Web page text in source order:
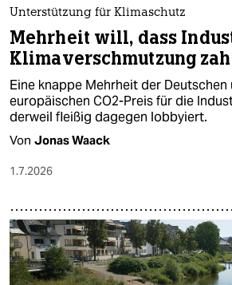
Unterstützung für Klimaschutz
Mehrheit will, dass
Klimaverschmutzung
Eine knappe Mehrheit der
europäischen CO2-Preis für die
derweil fleißig dagegen lobbyiert.
Von Jonas Waack
1.7.2026